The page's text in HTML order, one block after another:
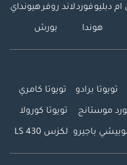
ام دبليوفوردلاند روفرهيونداي
هوندا بورش
تويوتا برادو تويوتا كامري
موستانج تويوتا كورولا
باجيرو لكزس LS 430